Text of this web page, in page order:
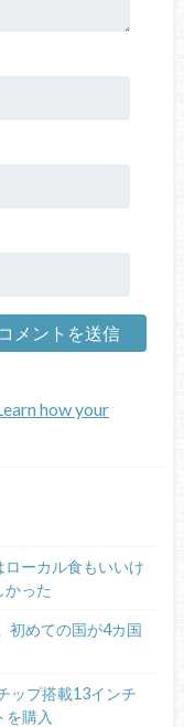
how your
ローカル食もいいけ
かった
初めての国が4カ国
ップ搭載13インチ
購入